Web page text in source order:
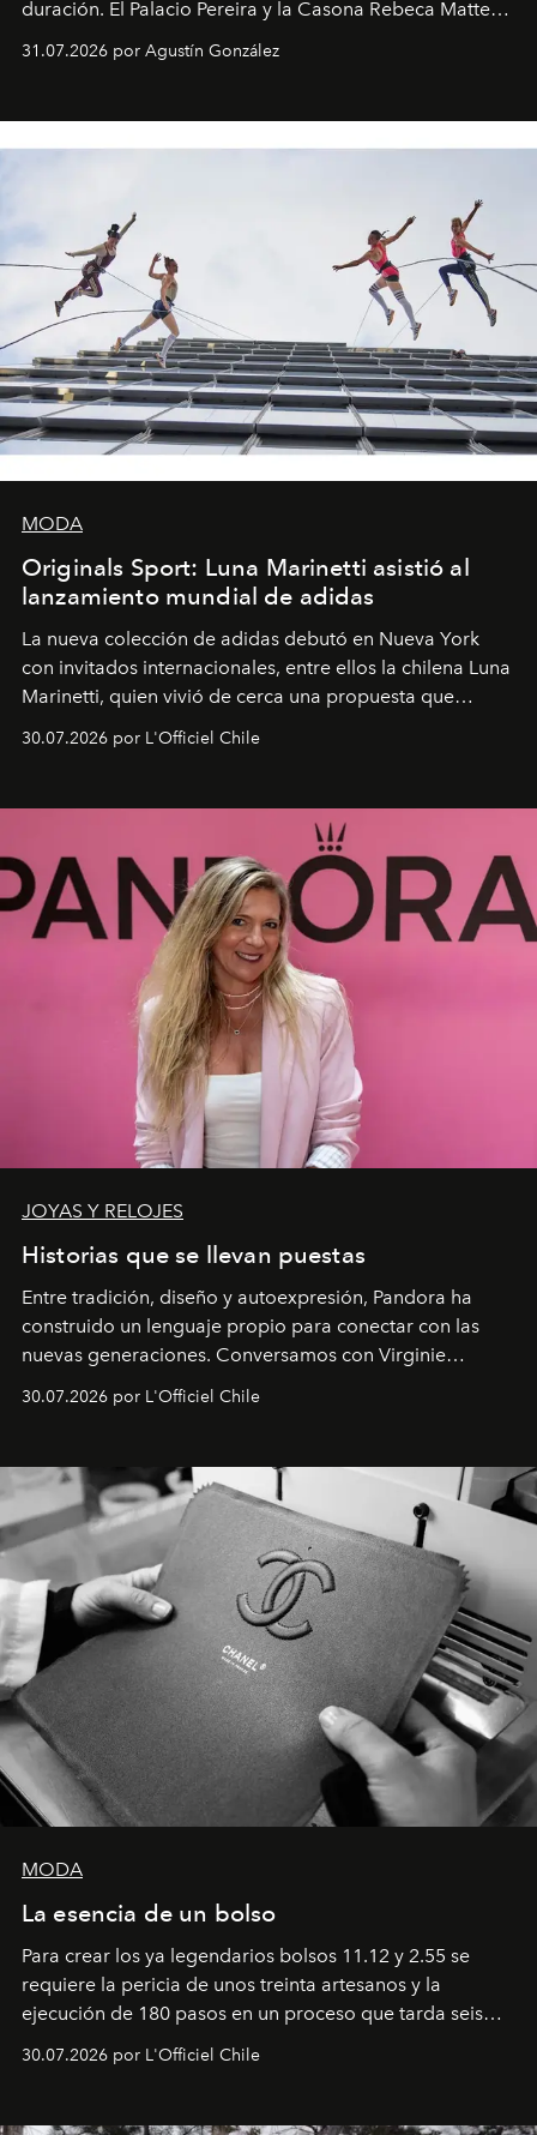
duración. El Palacio Pereira y la Casona Rebeca Matte
son algunos de los lugares que han albergado estas
miniobras. Sus puestas en escena son limpias; ponen el
31.07.2026 por Agustín González
MODA
Originals Sport: Luna Marinetti asistió al
lanzamiento mundial de adidas
La nueva colección de adidas debutó en Nueva York
con invitados internacionales, entre ellos la chilena Luna
Marinetti, quien vivió de cerca una propuesta que
fusiona moda y rendimiento.
30.07.2026 por L'Officiel Chile
JOYAS Y RELOJES
Historias que se llevan puestas
Entre tradición, diseño y autoexpresión, Pandora ha
construido un lenguaje propio para conectar con las
nuevas generaciones. Conversamos con Virginie
Dubray, la responsable de marketing para
Latinoamérica, sobre identidad, cultura y el valor
30.07.2026 por L'Officiel Chile
MODA
La esencia de un bolso
Para crear los ya legendarios bolsos 11.12 y 2.55 se
requiere la pericia de unos treinta artesanos y la
ejecución de 180 pasos en un proceso que tarda seis
semanas. Los expertos ponen en práctica una técnica
que se enseña solamente en la escuela de formación de
30.07.2026 por L'Officiel Chile